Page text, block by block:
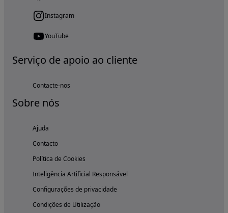
Instagram
YouTube
Serviço de apoio ao cliente
Contacte-nos
Sobre nós
Ajuda
Contacto
Política de Cookies
Inteligência Artificial Responsável
Configurações de privacidade
Condições de Utilização